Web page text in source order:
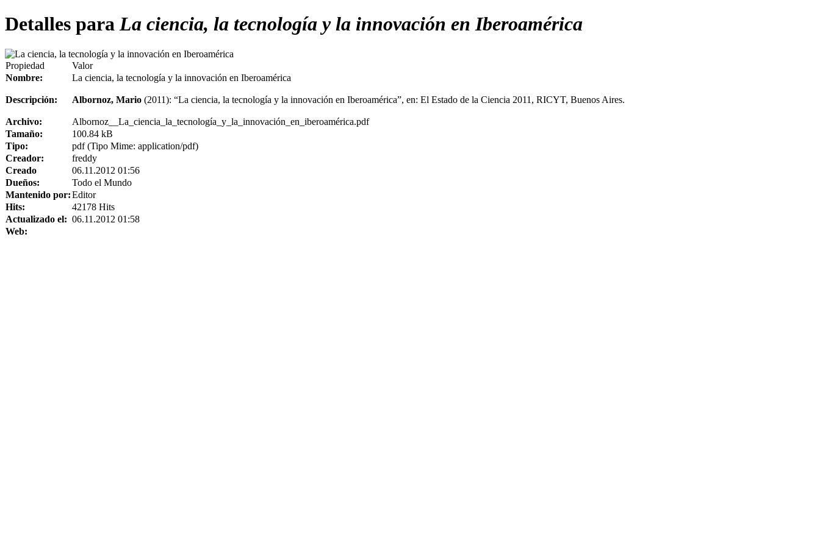
Detalles paraLa ciencia, la tecnología y la innovación en Iberoamérica
Propiedad
Valor
Nombre:
La ciencia, la tecnología y la innovación en Iberoamérica
Descripción: Albornoz, Mario (2011): “La ciencia, la tecnología y la innovación en Iberoamérica”, en: El Estado de la Ciencia 2011, RICYT, Buenos Aires.
Archivo:
Albornoz__La_ciencia_la_tecnología_y_la_innovación_en_iberoamérica.pdf
Tamaño:
100.84 kB
Tipo:
pdf (Tipo Mime: application/pdf)
Creador:
freddy
Creado
06.11.2012 01:56
Dueños:
Todo el Mundo
Mantenido por:Editor
Hits:
42178 Hits
Actualizado el: 06.11.2012 01:58
Web: